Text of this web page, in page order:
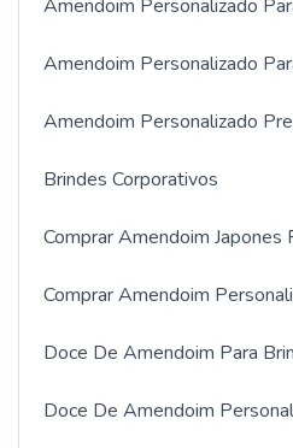
Amendoim Personalizado
Amendoim Personalizado
Amendoim Personalizado
Brindes Corporativos
Comprar Amendoim Japones
Comprar Amendoim
Doce De Amendoim Para
Doce De Amendoim